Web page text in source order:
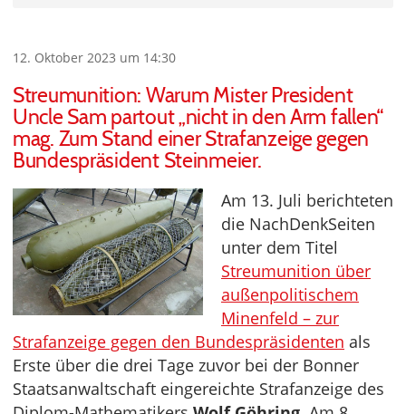
12. Oktober 2023 um 14:30
Streumunition: Warum Mister President
Uncle Sam partout „nicht in den Arm fallen“
mag. Zum Stand einer Strafanzeige gegen
Bundespräsident Steinmeier.
Am 13. Juli berichteten
die NachDenkSeiten
unter dem Titel
Streumunition über
außenpolitischem
Minenfeld – zur
Strafanzeige gegen den Bundespräsidenten als
Erste über die drei Tage zuvor bei der Bonner
Staatsanwaltschaft eingereichte Strafanzeige des